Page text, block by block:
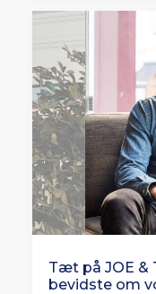
Tæt på JOE &
bevidste om